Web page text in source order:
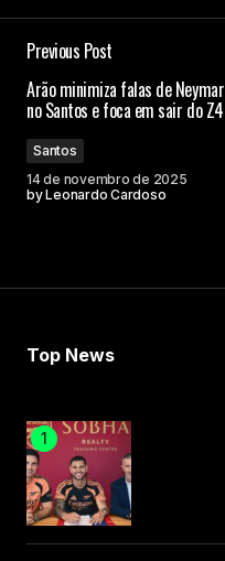
Previous Post
Arão minimiza falas de Neymar
no Santos e foca em sair do Z4
Santos
14 de novembro de 2025
byLeonardo Cardoso
Top News